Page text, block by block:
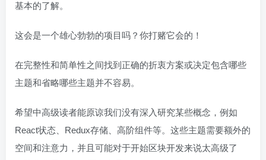
基本的了解。
这会是一个雄心勃勃的项目吗？你打赌它会的！
在完整性和简单性之间找到正确的折衷方案或决定包含哪些
主题和省略哪些主题并不容易。
希望中高级读者能原谅我们没有深入研究某些概念，例如
React状态、Redux存储、高阶组件等。这些主题需要额外的
空间和注意力，并且可能对于开始区块开发来说太高级了